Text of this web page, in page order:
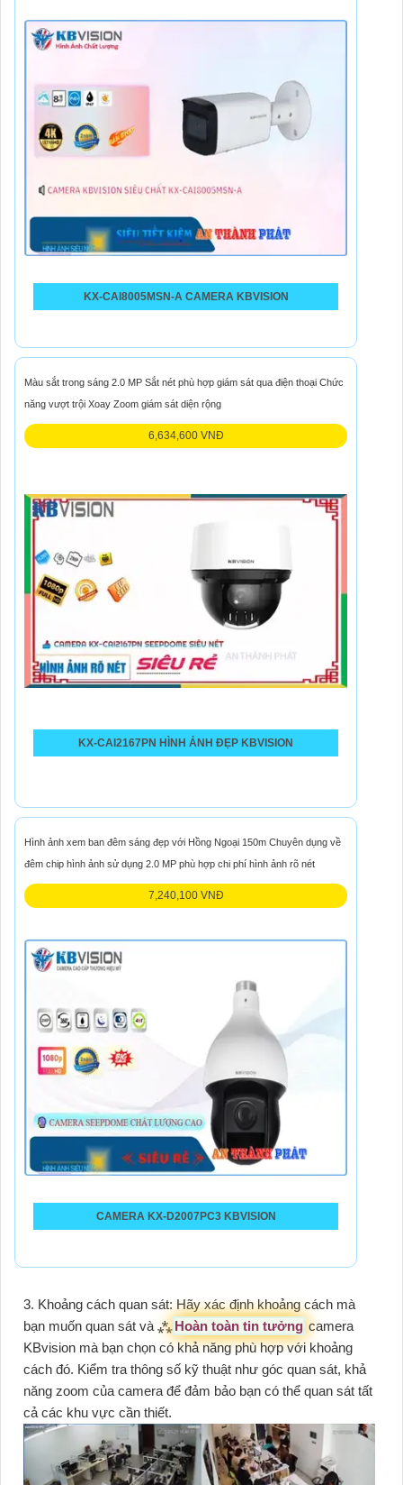
KX-CAI8005MSN-A CAMERA KBVISION
KX-CAI2167PN HÌNH ẢNH ĐẸP KBVISION
Màu sắt trong sáng 2.0 MP Sắt nét phù hợp giám sát qua điện thoại Chức
năng vượt trội Xoay Zoom giám sát diện rộng
6,634,600 VNĐ
CAMERA KX-D2007PC3 KBVISION
Hình ảnh xem ban đêm sáng đẹp với Hồng Ngoại 150m Chuyên dụng về
đêm chip hình ảnh sử dụng 2.0 MP phù hợp chi phí hình ảnh rõ nét
7,240,100 VNĐ
3. Khoảng cách quan sát: Hãy xác định khoảng cách mà
bạn muốn quan sát và ⁂Hoàn toàn tin tưởng camera
KBvision mà bạn chọn có khả năng phù hợp với khoảng
cách đó. Kiểm tra thông số kỹ thuật như góc quan sát, khả
năng zoom của camera để đảm bảo bạn có thể quan sát tất
cả các khu vực cần thiết.